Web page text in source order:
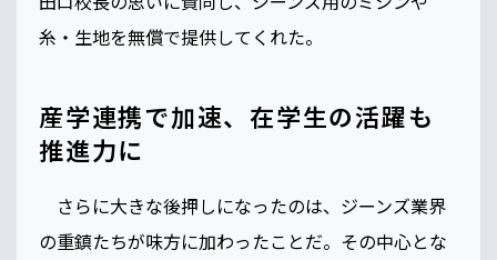
糸・生地を無償で提供してくれた。
産学連携で加速、在学生の活躍も
推進力に
さらに大きな後押しになったのは、ジーンズ業界
の重鎮たちが味方に加わったことだ。その中心とな